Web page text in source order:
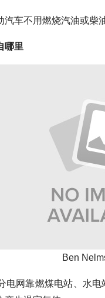
车不用燃烧汽油或柴
哪里
Ben
电网靠燃煤电站、水